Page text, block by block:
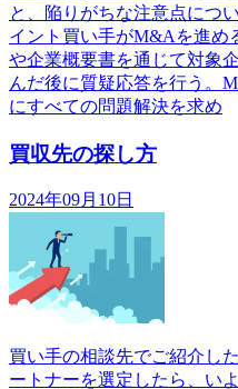
と、陥りがちな注意点につ
イント買い手がM&Aを進め
や企業概要書を通じて対象
んだ後に質疑応答を行う。
にすべての問題解決を求め
買収先の探し方
2024年09月10日
買い手の相談先でご紹介し
ートナーを選定したら、い